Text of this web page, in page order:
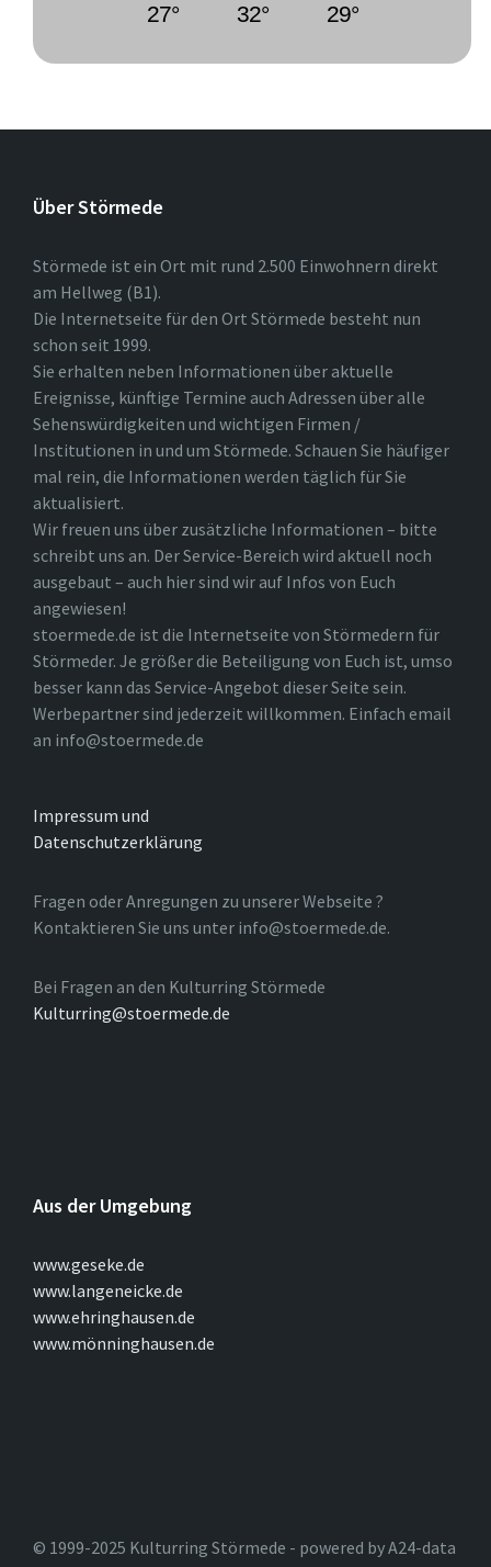
27° 32° 29°
Über Störmede
Störmede ist ein Ort mit rund 2.500 Einwohnern direkt
am Hellweg (B1).
Die Internetseite für den Ort Störmede besteht nun
schon seit 1999.
Sie erhalten neben Informationen über aktuelle
Ereignisse, künftige Termine auch Adressen über alle
Sehenswürdigkeiten und wichtigen Firmen /
Institutionen in und um Störmede. Schauen Sie häufiger
mal rein, die Informationen werden täglich für Sie
aktualisiert.
Wir freuen uns über zusätzliche Informationen – bitte
schreibt uns an. Der Service-Bereich wird aktuell noch
ausgebaut – auch hier sind wir auf Infos von Euch
angewiesen!
stoermede.de ist die Internetseite von Störmedern für
Störmeder. Je größer die Beteiligung von Euch ist, umso
besser kann das Service-Angebot dieser Seite sein.
Werbepartner sind jederzeit willkommen. Einfach email
an info@stoermede.de
Impressum und
Datenschutzerklärung
Fragen oder Anregungen zu unserer Webseite ?
Kontaktieren Sie uns unter info@stoermede.de.
Bei Fragen an den Kulturring Störmede
Kulturring@stoermede.de
Aus der Umgebung
www.geseke.de
www.langeneicke.de
www.ehringhausen.de
www.mönninghausen.de
© 1999-2025 Kulturring Störmede - powered by A24-data